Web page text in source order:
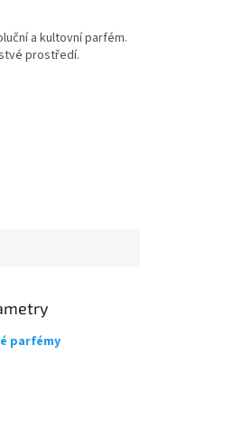
a kultovní parfém.
prostředí.
parfémy